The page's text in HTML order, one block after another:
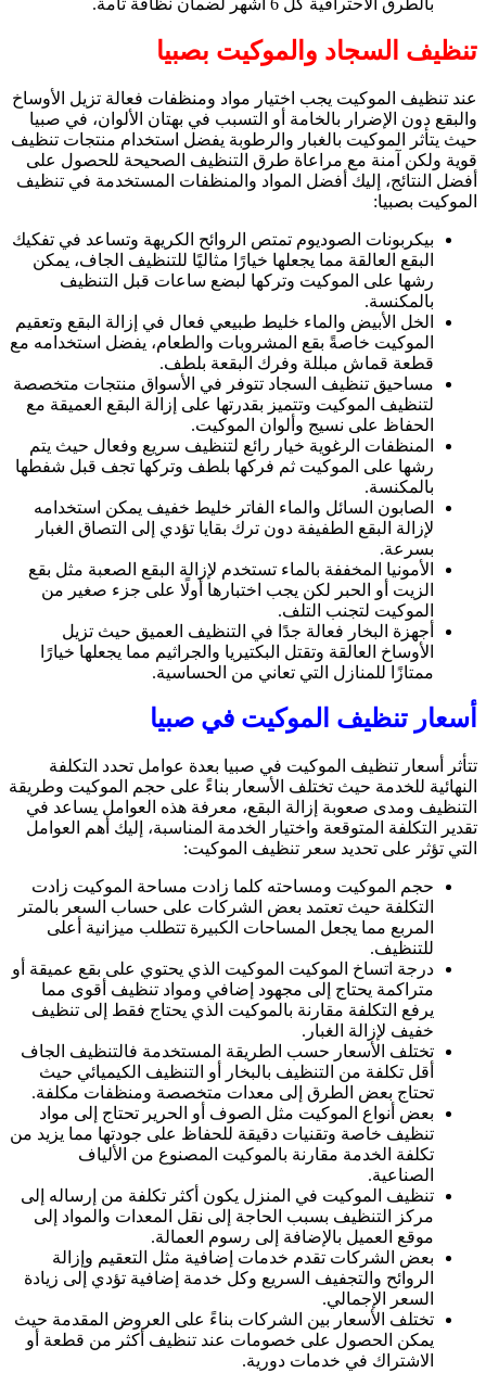
تنظيف السجاد والموكيت بصبيا
عند تنظيف الموكيت يجب اختيار مواد ومنظفات فعالة تزيل الأوساخ
والبقع دون الإضرار بالخامة أو التسبب في بهتان الألوان، في صبيا
حيث يتأثر الموكيت بالغبار والرطوبة يفضل استخدام منتجات تنظيف
قوية ولكن آمنة مع مراعاة طرق التنظيف الصحيحة للحصول على
أفضل النتائج، إليك أفضل المواد والمنظفات المستخدمة في تنظيف
الموكيت بصبيا:
بيكربونات الصوديوم تمتص الروائح الكريهة وتساعد في تفكيك
البقع العالقة مما يجعلها خيارًا مثاليًا للتنظيف الجاف، يمكن
رشها على الموكيت وتركها لبضع ساعات قبل التنظيف
بالمكنسة.
الخل الأبيض والماء خليط طبيعي فعال في إزالة البقع وتعقيم
الموكيت خاصةً بقع المشروبات والطعام، يفضل استخدامه مع
قطعة قماش مبللة وفرك البقعة بلطف.
مساحيق تنظيف السجاد تتوفر في الأسواق منتجات متخصصة
لتنظيف الموكيت وتتميز بقدرتها على إزالة البقع العميقة مع
الحفاظ على نسيج وألوان الموكيت.
المنظفات الرغوية خيار رائع لتنظيف سريع وفعال حيث يتم
رشها على الموكيت ثم فركها بلطف وتركها تجف قبل شفطها
بالمكنسة.
الصابون السائل والماء الفاتر خليط خفيف يمكن استخدامه
لإزالة البقع الطفيفة دون ترك بقايا تؤدي إلى التصاق الغبار
بسرعة.
الأمونيا المخففة بالماء تستخدم لإزالة البقع الصعبة مثل بقع
الزيت أو الحبر لكن يجب اختبارها أولًا على جزء صغير من
الموكيت لتجنب التلف.
أجهزة البخار فعالة جدًا في التنظيف العميق حيث تزيل
الأوساخ العالقة وتقتل البكتيريا والجراثيم مما يجعلها خيارًا
ممتازًا للمنازل التي تعاني من الحساسية.
أسعار تنظيف الموكيت في صبيا
تتأثر أسعار تنظيف الموكيت في صبيا بعدة عوامل تحدد التكلفة
النهائية للخدمة حيث تختلف الأسعار بناءً على حجم الموكيت وطريقة
التنظيف ومدى صعوبة إزالة البقع، معرفة هذه العوامل يساعد في
تقدير التكلفة المتوقعة واختيار الخدمة المناسبة، إليك أهم العوامل
التي تؤثر على تحديد سعر تنظيف الموكيت:
حجم الموكيت ومساحته كلما زادت مساحة الموكيت زادت
التكلفة حيث تعتمد بعض الشركات على حساب السعر بالمتر
المربع مما يجعل المساحات الكبيرة تتطلب ميزانية أعلى
للتنظيف.
درجة اتساخ الموكيت الموكيت الذي يحتوي على بقع عميقة أو
متراكمة يحتاج إلى مجهود إضافي ومواد تنظيف أقوى مما
يرفع التكلفة مقارنة بالموكيت الذي يحتاج فقط إلى تنظيف
خفيف لإزالة الغبار.
تختلف الأسعار حسب الطريقة المستخدمة فالتنظيف الجاف
أقل تكلفة من التنظيف بالبخار أو التنظيف الكيميائي حيث
تحتاج بعض الطرق إلى معدات متخصصة ومنظفات مكلفة.
بعض أنواع الموكيت مثل الصوف أو الحرير تحتاج إلى مواد
تنظيف خاصة وتقنيات دقيقة للحفاظ على جودتها مما يزيد من
تكلفة الخدمة مقارنة بالموكيت المصنوع من الألياف
الصناعية.
تنظيف الموكيت في المنزل يكون أكثر تكلفة من إرساله إلى
مركز التنظيف بسبب الحاجة إلى نقل المعدات والمواد إلى
موقع العميل بالإضافة إلى رسوم العمالة.
بعض الشركات تقدم خدمات إضافية مثل التعقيم وإزالة
الروائح والتجفيف السريع وكل خدمة إضافية تؤدي إلى زيادة
السعر الإجمالي.
تختلف الأسعار بين الشركات بناءً على العروض المقدمة حيث
يمكن الحصول على خصومات عند تنظيف أكثر من قطعة أو
الاشتراك في خدمات دورية.